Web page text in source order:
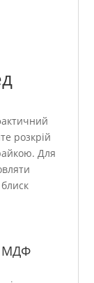
розкрій
Для
МДФ